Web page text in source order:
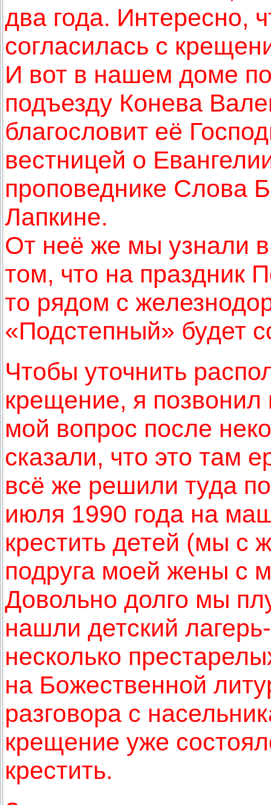
два года. Интересно,
согласилась с
И вот в нашем доме
подъезду Конева
благословит её
вестницей о
проповеднике Слова
Лапкине.
От неё же мы узнали
том, что на праздник
то рядом с
«Подстепный» будет
Чтобы уточнить
крещение, я позвонил
мой вопрос после
сказали, что это там
всё же решили туда
июля 1990 года на
крестить детей (мы с
подруга моей жены с
Довольно долго мы
нашли детский
несколько
на Божественной
разговора с
крещение уже
крестить.